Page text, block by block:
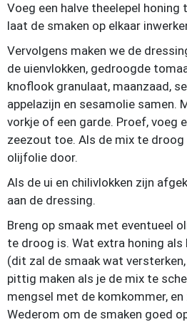
Voeg een halve theelepel honing
laat de smaken op elkaar
Vervolgens maken we de
de uienvlokken, gedroogde
knoflook granulaat, maanzaad,
appelazijn en sesamolie samen.
vorkje of een garde. Proef, voeg
zeezout toe. Als de mix te
olijfolie door.
Als de ui en chilivlokken zijn
aan de dressing.
Breng op smaak met eventueel
te droog is. Wat extra honing
(dit zal de smaak wat
pittig maken als je de mix te
mengsel met de komkommer,
Wederom om de smaken goed